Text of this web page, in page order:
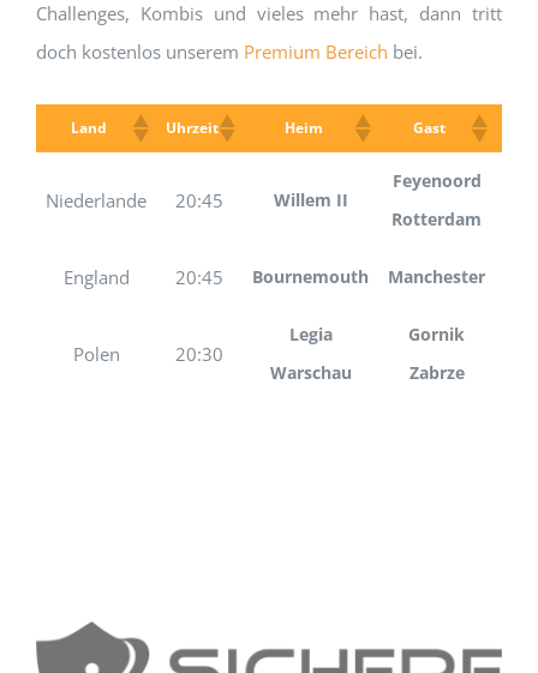
Challenges, Kombis und vieles mehr hast, dann tritt
doch kostenlos unserem Premium Bereich bei.
Land Uhrzeit Heim Gast
Niederlande 20:45 Willem II
Feyenoord
Rotterdam
England 20:45 Bournemouth Manchester
Polen 20:30
Legia
Warschau
Gornik
Zabrze